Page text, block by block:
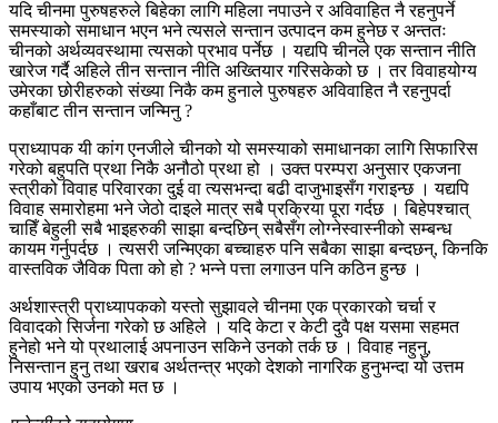
यदि चीनमा पुरुषहरुले बिहेका लागि महिला नपाउने र अविवाहित नै रहनुपर्ने
समस्याको समाधान भएन भने त्यसले सन्तान उत्पादन कम हुनेछ र अन्ततः
चीनको अर्थव्यवस्थामा त्यसको प्रभाव पर्नेछ । यद्यपि चीनले एक सन्तान नीति
खारेज गर्दै अहिले तीन सन्तान नीति अख्तियार गरिसकेको छ । तर विवाहयोग्य
उमेरका छोरीहरुको संख्या निकै कम हुनाले पुरुषहरु अविवाहित नै रहनुपर्दा
कहाँबाट तीन सन्तान जन्मिनु ?
प्राध्यापक यी कांग एनजीले चीनको यो समस्याको समाधानका लागि सिफारिस
गरेको बहुपति प्रथा निकै अनौठो प्रथा हो । उक्त परम्परा अनुसार एकजना
स्त्रीको विवाह परिवारका दुई वा त्यसभन्दा बढी दाजुभाइसँग गराइन्छ । यद्यपि
विवाह समारोहमा भने जेठो दाइले मात्र सबै प्रक्रिया पूरा गर्दछ । बिहेपश्चात्
चाहिँ बेहुली सबै भाइहरुकी साझा बन्दछिन् सबैसँग लोग्नेस्वास्नीको सम्बन्ध
कायम गर्नुपर्दछ । त्यसरी जन्मिएका बच्चाहरु पनि सबैका साझा बन्दछन्, किनकि
वास्तविक जैविक पिता को हो ? भन्ने पत्ता लगाउन पनि कठिन हुन्छ ।
अर्थशास्त्री प्राध्यापकको यस्तो सुझावले चीनमा एक प्रकारको चर्चा र
विवादको सिर्जना गरेको छ अहिले । यदि केटा र केटी दुवै पक्ष यसमा सहमत
हुनेहो भने यो प्रथालाई अपनाउन सकिने उनको तर्क छ । विवाह नहुनु,
निसन्तान हुनु तथा खराब अर्थतन्त्र भएको देशको नागरिक हुनुभन्दा यो उत्तम
उपाय भएको उनको मत छ ।